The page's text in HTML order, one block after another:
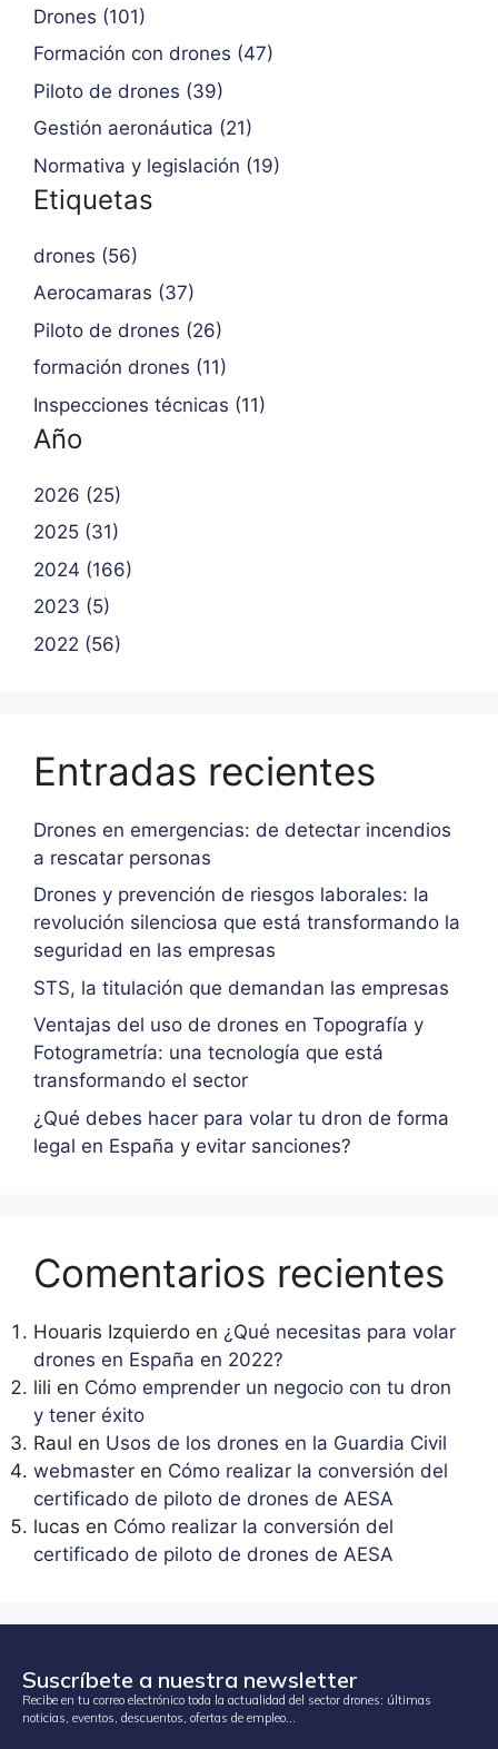
Drones (101)
Formación con drones (47)
Piloto de drones (39)
Gestión aeronáutica (21)
Normativa y legislación (19)
Etiquetas
drones (56)
Aerocamaras (37)
Piloto de drones (26)
formación drones (11)
Inspecciones técnicas (11)
Año
2026 (25)
2025 (31)
2024 (166)
2023 (5)
2022 (56)
Entradas recientes
Drones en emergencias: de detectar incendios
a rescatar personas
Drones y prevención de riesgos laborales: la
revolución silenciosa que está transformando la
seguridad en las empresas
STS, la titulación que demandan las empresas
Ventajas del uso de drones en Topografía y
Fotogrametría: una tecnología que está
transformando el sector
¿Qué debes hacer para volar tu dron de forma
legal en España y evitar sanciones?
Comentarios recientes
Houaris Izquierdo en ¿Qué necesitas para volar
drones en España en 2022?
lili en Cómo emprender un negocio con tu dron
y tener éxito
Raul en Usos de los drones en la Guardia Civil
webmaster en Cómo realizar la conversión del
certificado de piloto de drones de AESA
lucas en Cómo realizar la conversión del
certificado de piloto de drones de AESA
Suscríbete a nuestra newsletter
Recibe en tu correo electrónico toda la actualidad del sector drones: últimas
noticias, eventos, descuentos, ofertas de empleo…